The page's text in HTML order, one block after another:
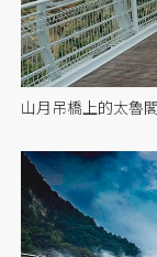
山月吊橋上的太魯